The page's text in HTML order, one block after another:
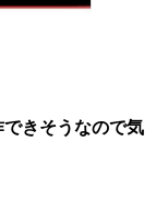
きそうなので気